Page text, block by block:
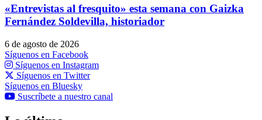
«Entrevistas al fresquito» esta semana con Gaizka
Fernández Soldevilla, historiador
6 de agosto de 2026
Síguenos en Facebook
Síguenos en Instagram
Síguenos en Twitter
Síguenos en Bluesky
Suscríbete a nuestro canal